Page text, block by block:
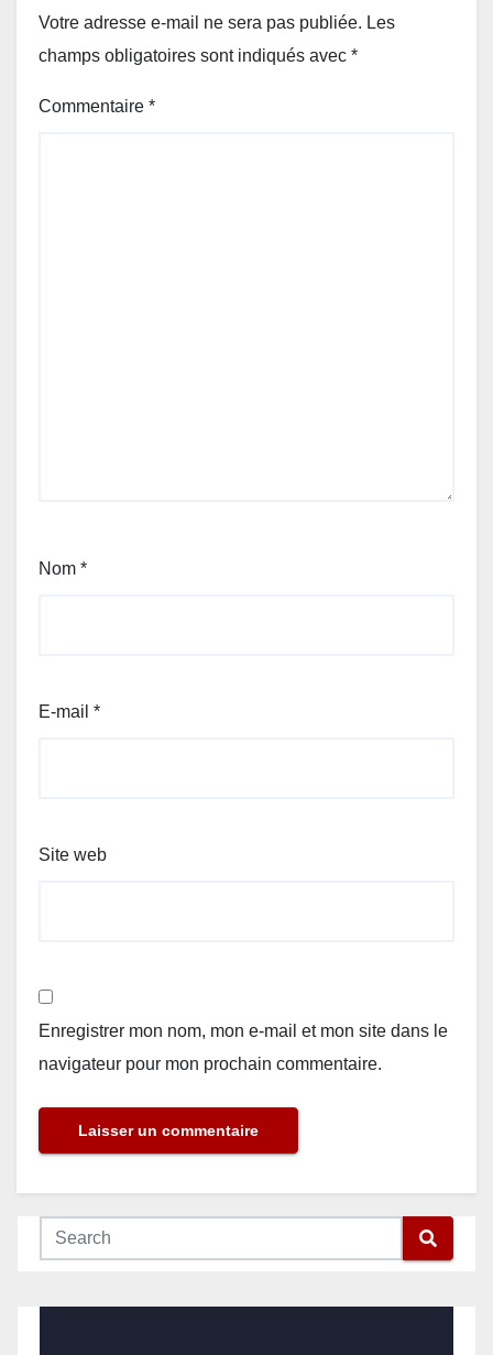
Votre adresse e-mail ne sera pas publiée. Les
champs obligatoires sont indiqués avec *
Commentaire *
Nom *
E-mail *
Site web
Enregistrer mon nom, mon e-mail et mon site dans le
navigateur pour mon prochain commentaire.